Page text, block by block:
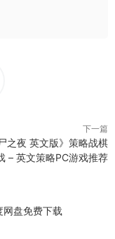
下一篇
之夜 英文版》策略战棋
– 英文策略PC游戏推荐
网盘免费下载